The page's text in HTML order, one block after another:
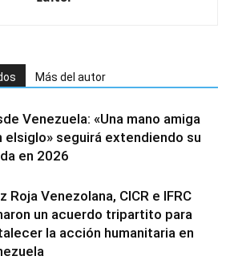
Más del autor
Venezuela: «Una mano amiga
elsiglo» seguirá extendiendo su
en 2026
Roja Venezolana, CICR e IFRC
un acuerdo tripartito para
la acción humanitaria en